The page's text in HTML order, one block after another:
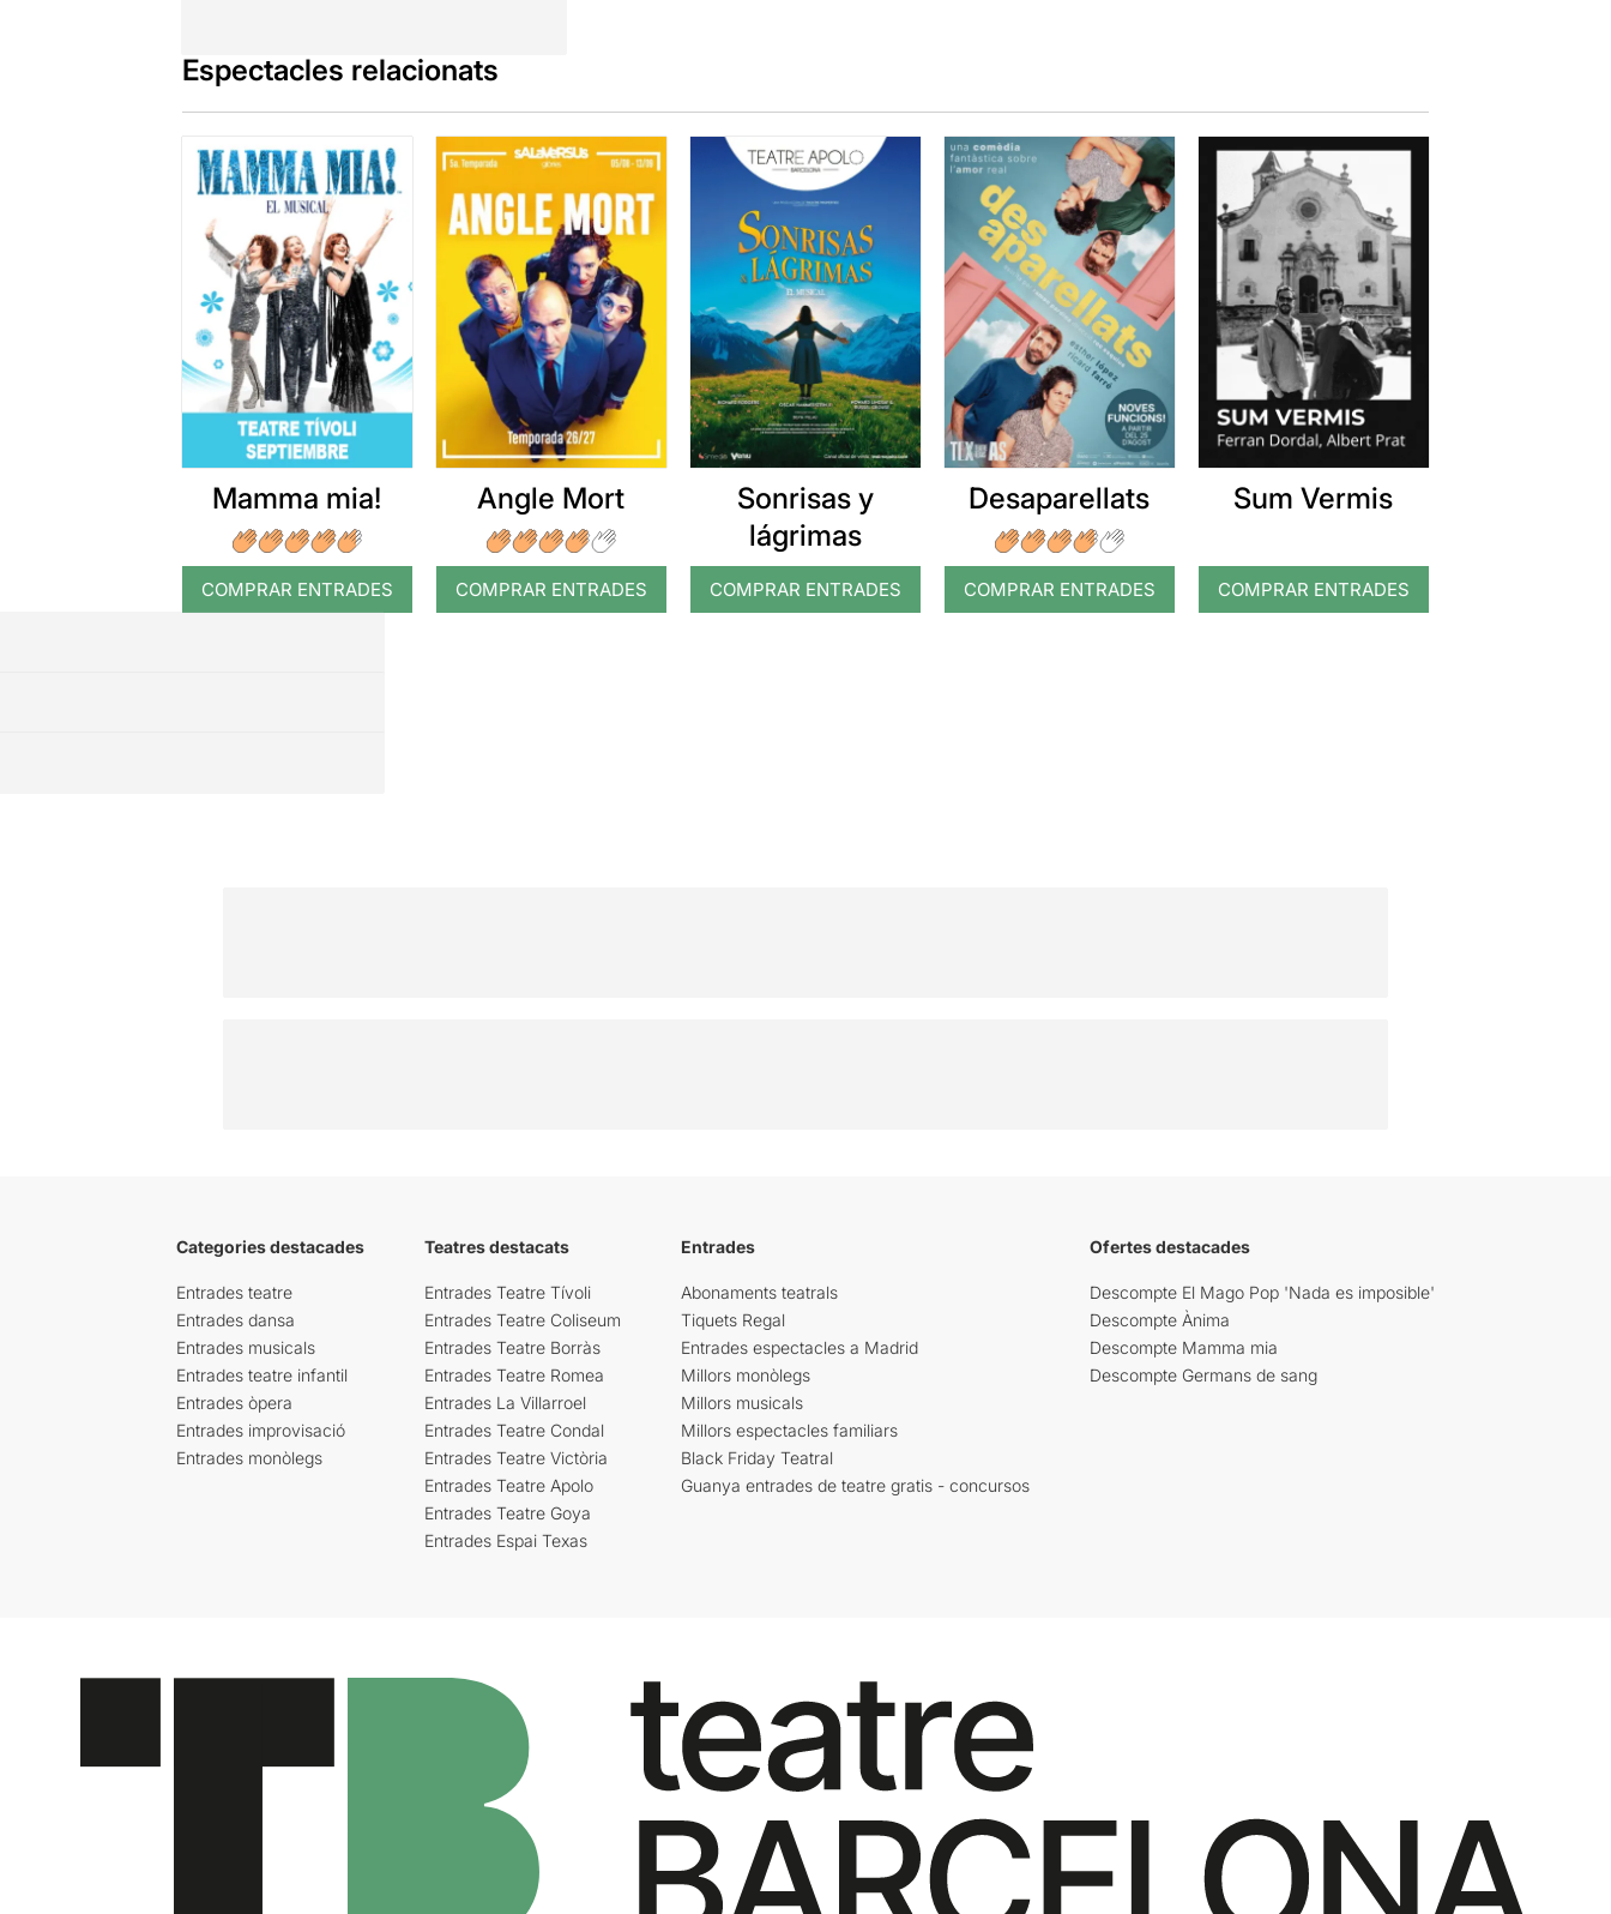
Espectacles relacionats
Mamma mia!
COMPRAR ENTRADES
Angle Mort
COMPRAR ENTRADES
Sonrisas y
lágrimas
COMPRAR ENTRADES
Desaparellats
COMPRAR ENTRADES
Sum Vermis
COMPRAR ENTRADES
Categories destacades
Entrades teatre
Entrades dansa
Entrades musicals
Entrades teatre infantil
Entrades òpera
Entrades improvisació
Entrades monòlegs
Teatres destacats
Entrades Teatre Tívoli
Entrades Teatre Coliseum
Entrades Teatre Borràs
Entrades Teatre Romea
Entrades La Villarroel
Entrades Teatre Condal
Entrades Teatre Victòria
Entrades Teatre Apolo
Entrades Teatre Goya
Entrades Espai Texas
Entrades
Abonaments teatrals
Tiquets Regal
Entrades espectacles a Madrid
Millors monòlegs
Millors musicals
Millors espectacles familiars
Black Friday Teatral
Guanya entrades de teatre gratis - concursos
Ofertes destacades
Descompte El Mago Pop 'Nada es imposible'
Descompte Ànima
Descompte Mamma mia
Descompte Germans de sang